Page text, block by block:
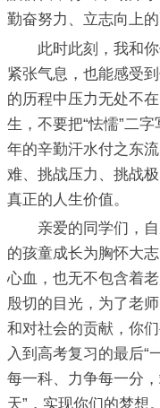
勤奋努力、立志向上
此时此刻，我和
紧张气息，也能感受
的历程中压力无处不
生，不要把“怯懦”二
年的辛勤汗水付之东
难、挑战压力、挑战
真正的人生价值。
亲爱的同学们，
的孩童成长为胸怀大
心血，也无不包含着
殷切的目光，为了老
和对社会的贡献，你
入到高考复习的最后“
每一科、力争每一分
天”，实现你们的梦想。